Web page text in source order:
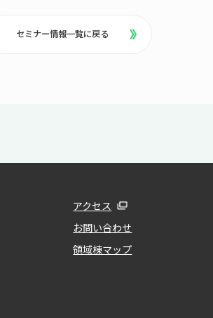
セミナー情報一覧に戻る
アクセス
お問い合わせ
領域棟マップ